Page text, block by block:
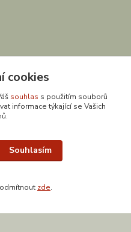
cookies
souhlas s použitím souborů
informace týkající se Vašich
Souhlasím
zde.